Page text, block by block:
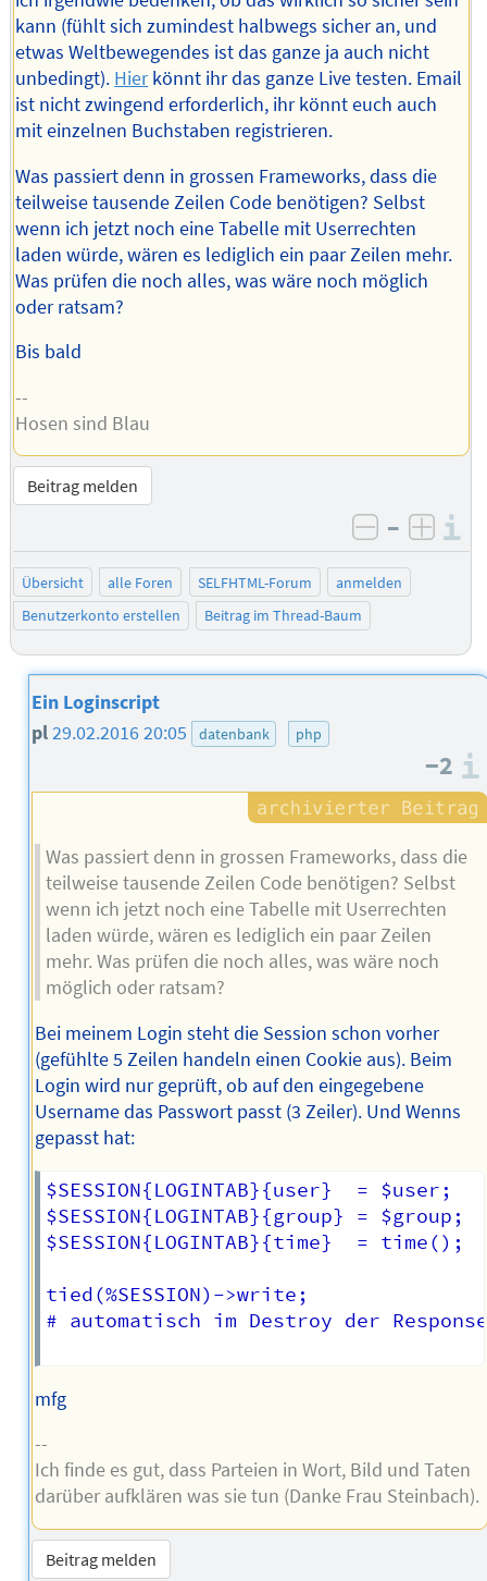
kann (fühlt sich zumindest halbwegs sicher an, und
etwas Weltbewegendes ist das ganze ja auch nicht
unbedingt). Hierkönnt ihr das ganze Live testen. Email
ist nicht zwingend erforderlich, ihr könnt euch auch
mit einzelnen Buchstaben registrieren.
Was passiert denn in grossen Frameworks, dass die
teilweise tausende Zeilen Code benötigen? Selbst
wenn ich jetzt noch eine Tabelle mit Userrechten
laden würde, wären es lediglich ein paar Zeilen mehr.
Was prüfen die noch alles, was wäre noch möglich
oder ratsam?
Bis bald
--
Hosen sind Blau
Beitrag melden
negativ
–
Übersicht alle Foren SELFHTML-Forum
anmelden
Benutzerkonto erstellen
Beitrag im Thread-Baum
Ein Loginscript
pl29.02.2016 20:05 datenbank php
−2
Was passiert denn in grossen Frameworks, dass die
teilweise tausende Zeilen Code benötigen? Selbst
wenn ich jetzt noch eine Tabelle mit Userrechten
laden würde, wären es lediglich ein paar Zeilen
mehr. Was prüfen die noch alles, was wäre noch
möglich oder ratsam?
Bei meinem Login steht die Session schon vorher
(gefühlte 5 Zeilen handeln einen Cookie aus). Beim
Login wird nur geprüft, ob auf den eingegebene
Username das Passwort passt (3 Zeiler). Und Wenns
gepasst hat:
$SESSION{LOGINTAB}{user}  = $user;
$SESSION{LOGINTAB}{group} = $group;
$SESSION{LOGINTAB}{time}  = time();
tied(%SESSION)->write;
# automatisch im Destroy der
mfg
--
Ich finde es gut, dass Parteien in Wort, Bild und Taten
darüber aufklären was sie tun (Danke Frau Steinbach).
Beitrag melden